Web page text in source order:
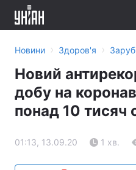
Новини › Здоров'я ›
Новий
добу на
понад 10 тисяч
01:13, 13.09.20 1 хв.